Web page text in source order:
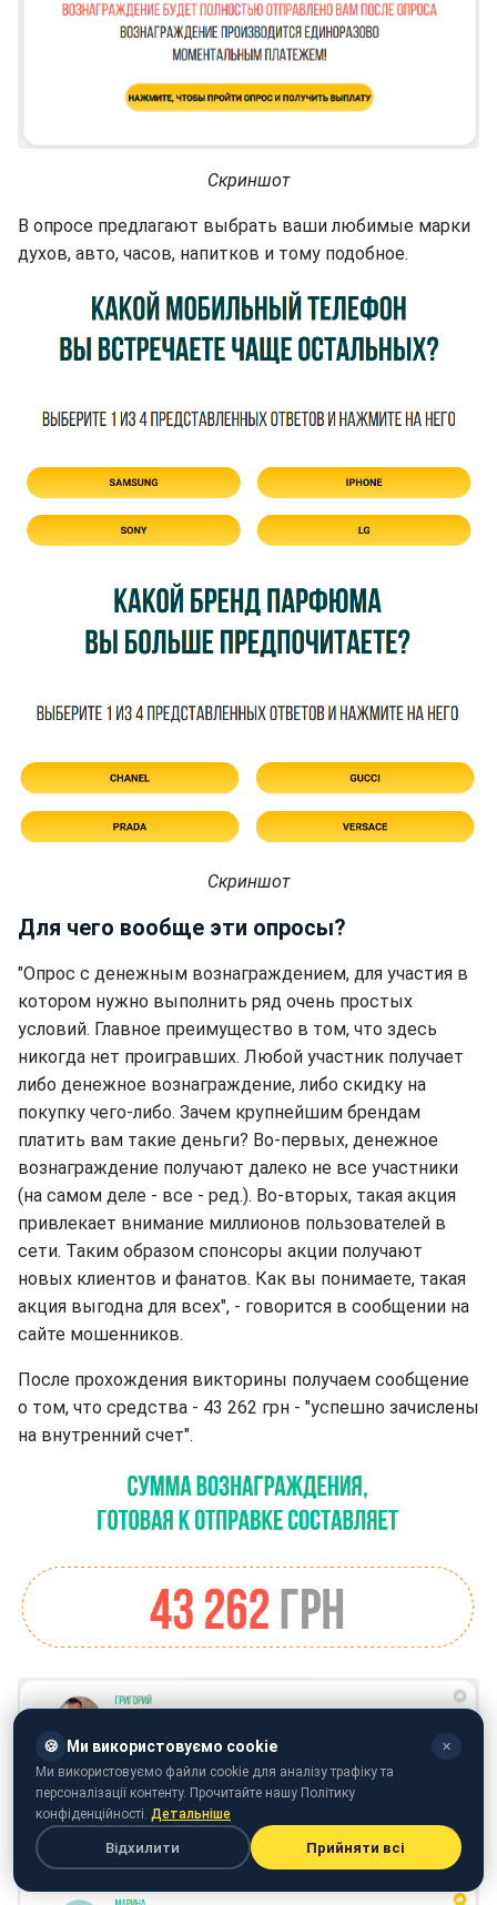
Скриншот
В опросе предлагают выбрать ваши любимые марки
духов, авто, часов, напитков и тому подобное.
Скриншот
Для чего вообще эти опросы?
"Опрос с денежным вознаграждением, для участия в
котором нужно выполнить ряд очень простых
условий. Главное преимущество в том, что здесь
никогда нет проигравших. Любой участник получает
либо денежное вознаграждение, либо скидку на
покупку чего-либо. Зачем крупнейшим брендам
платить вам такие деньги? Во-первых, денежное
вознаграждение получают далеко не все участники
(на самом деле - все - ред.). Во-вторых, такая акция
привлекает внимание миллионов пользователей в
сети. Таким образом спонсоры акции получают
новых клиентов и фанатов. Как вы понимаете, такая
акция выгодна для всех", - говорится в сообщении на
сайте мошенников.
После прохождения викторины получаем сообщение
о том, что средства - 43 262 грн - "успешно зачислены
на внутренний счет".
🍪 Ми використовуємо cookie ✕
Ми використовуємо файли cookie для аналізу трафіку та
персоналізації контенту. Прочитайте нашу Політику
конфіденційності. Детальніше
Відхилити Прийняти всі